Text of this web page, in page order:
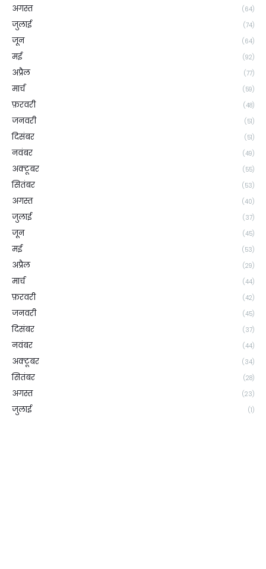
अगस्त (64)
जुलाई (74)
जून (64)
मई (92)
अप्रैल (77)
मार्च (59)
फ़रवरी (48)
जनवरी (51)
दिसंबर (51)
नवंबर (49)
अक्टूबर (55)
सितंबर (53)
अगस्त (40)
जुलाई (37)
जून (45)
मई (53)
अप्रैल (29)
मार्च (44)
फ़रवरी (42)
जनवरी (45)
दिसंबर (37)
नवंबर (44)
अक्टूबर (34)
सितंबर (28)
अगस्त (23)
जुलाई (1)